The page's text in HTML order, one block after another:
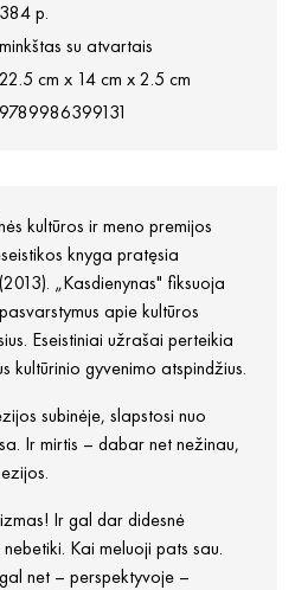
384 p.
minkštas su atvartais
22.5 cm x 14 cm x 2.5 cm
9789986399131
kultūros ir meno premijos
knyga pratęsia
„Kasdienynas" fiksuoja
apie kultūros
Eseistiniai užrašai perteikia
kultūrinio gyvenimo atspindžius.
subinėje, slapstosi nuo
Ir mirtis – dabar net nežinau,
Ir gal dar didesnė
Kai meluoji pats sau.
net – perspektyvoje –